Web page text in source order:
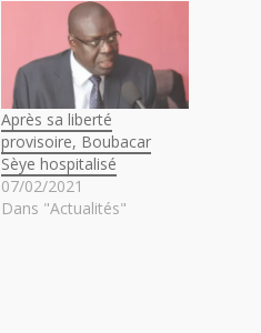
Après sa liberté
provisoire, Boubacar
Sèye hospitalisé
07/02/2021
Dans "Actualités"